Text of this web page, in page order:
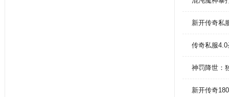
新开传奇私
传奇私服
神罚降世：
新开传奇